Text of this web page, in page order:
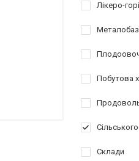
Лікеро-
Побутова
Склади